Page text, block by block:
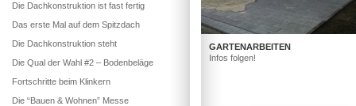
GARTENARBEITEN
Infos folgen!
Die Dachkonstruktion ist fast fertig
Das erste Mal auf dem Spitzdach
Die Dachkonstruktion steht
Die Qual der Wahl #2 – Bodenbeläge
Fortschritte beim Klinkern
Die “Bauen & Wohnen” Messe